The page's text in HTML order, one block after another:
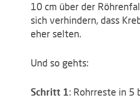
10 cm über der
sich verhindern, dass
eher selten.
Und so gehts:
Schritt 1: Rohrreste in 5